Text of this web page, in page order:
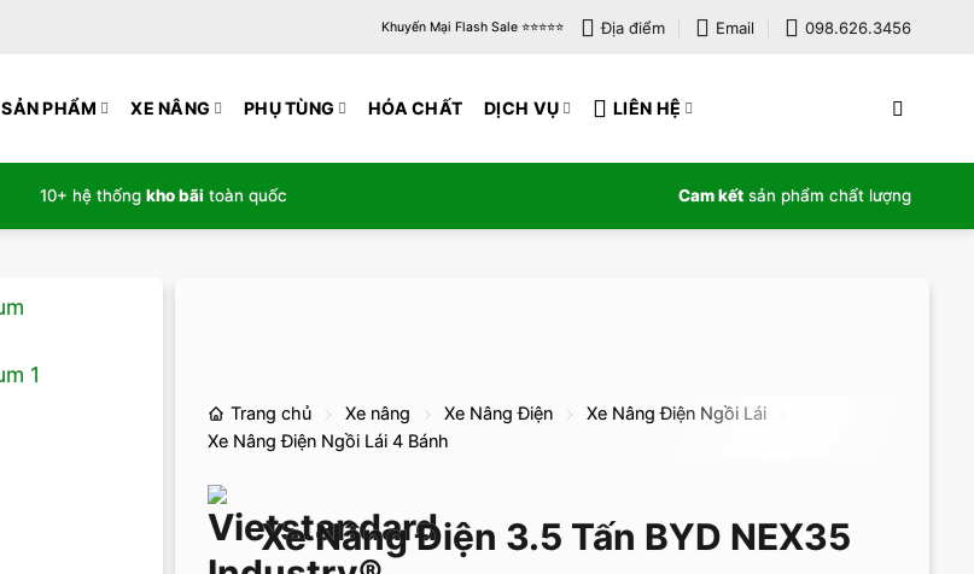
Khuyến Mại Flash Sale ⭐️⭐️⭐️⭐️⭐️ Địa điểm Email 098.626.3456
SẢN PHẨM XE NÂNG PHỤ TÙNG HÓA CHẤT DỊCH VỤ LIÊN HỆ
10+ hệ thống kho bãi toàn quốc Cam kết sản phẩm chất lượng
Trang chủ Xe nâng Xe Nâng Điện
Xe Nâng Điện Ngồi Lái
Xe Nâng Điện Ngồi Lái 4 Bánh
Xe Nâng Điện 3.5 Tấn BYD NEX35